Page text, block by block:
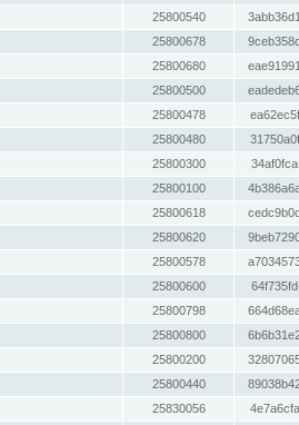
25800540
25800678
25800680
25800500
25800478
25800480
25800300
25800100
25800618
25800620
25800578
25800600
25800798
25800800
25800200
25800440
25830056